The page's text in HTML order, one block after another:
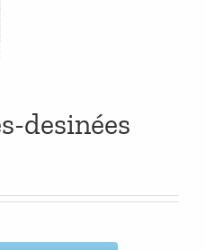
desinées